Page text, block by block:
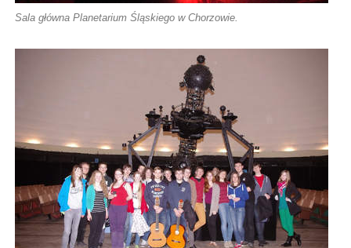
Sala główna Planetarium Śląskiego w Chorzowie.